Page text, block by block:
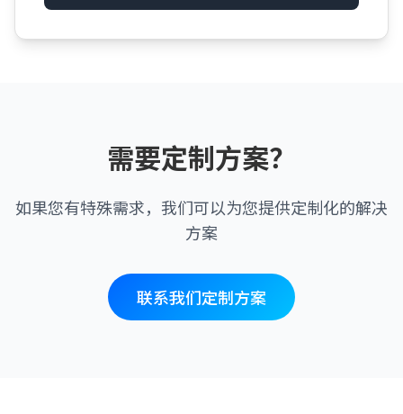
需要定制方案？
如果您有特殊需求，我们可以为您提供定制化的解决
方案
联系我们定制方案